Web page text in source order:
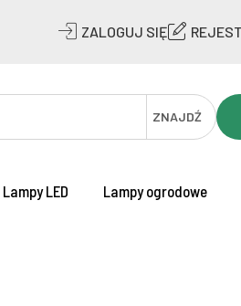
ZALOGUJ SIĘ
ZNAJDŹ
Lampy LED Lampy ogrodowe